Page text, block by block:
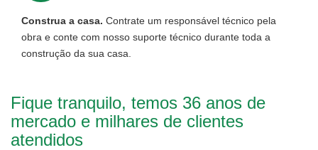
Construa a casa. Contrate um responsável técnico pela
obra e conte com nosso suporte técnico durante toda a
construção da sua casa.
Fique tranquilo, temos 36 anos de
mercado e milhares de clientes
atendidos